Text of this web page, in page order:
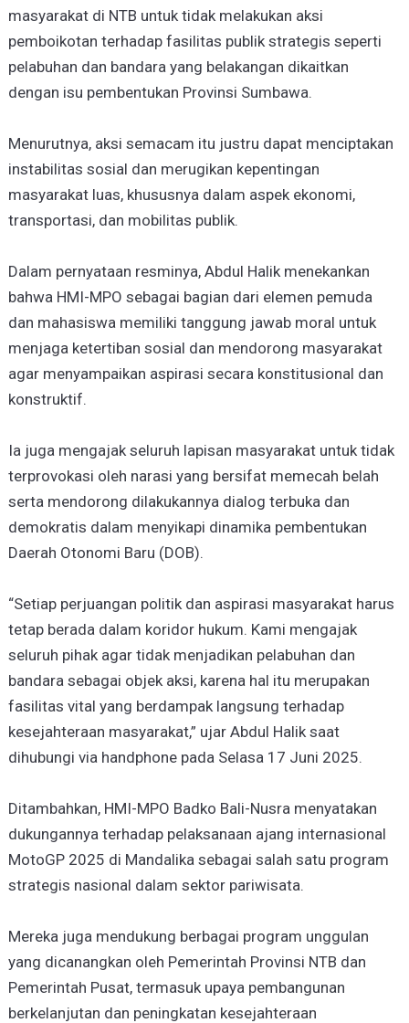
masyarakat di NTB untuk tidak melakukan aksi
pemboikotan terhadap fasilitas publik strategis seperti
pelabuhan dan bandara yang belakangan dikaitkan
dengan isu pembentukan Provinsi Sumbawa.
Menurutnya, aksi semacam itu justru dapat menciptakan
instabilitas sosial dan merugikan kepentingan
masyarakat luas, khususnya dalam aspek ekonomi,
transportasi, dan mobilitas publik.
Dalam pernyataan resminya, Abdul Halik menekankan
bahwa HMI-MPO sebagai bagian dari elemen pemuda
dan mahasiswa memiliki tanggung jawab moral untuk
menjaga ketertiban sosial dan mendorong masyarakat
agar menyampaikan aspirasi secara konstitusional dan
konstruktif.
Ia juga mengajak seluruh lapisan masyarakat untuk tidak
terprovokasi oleh narasi yang bersifat memecah belah
serta mendorong dilakukannya dialog terbuka dan
demokratis dalam menyikapi dinamika pembentukan
Daerah Otonomi Baru (DOB).
“Setiap perjuangan politik dan aspirasi masyarakat harus
tetap berada dalam koridor hukum. Kami mengajak
seluruh pihak agar tidak menjadikan pelabuhan dan
bandara sebagai objek aksi, karena hal itu merupakan
fasilitas vital yang berdampak langsung terhadap
kesejahteraan masyarakat,” ujar Abdul Halik saat
dihubungi via handphone pada Selasa 17 Juni 2025.
Ditambahkan, HMI-MPO Badko Bali-Nusra menyatakan
dukungannya terhadap pelaksanaan ajang internasional
MotoGP 2025 di Mandalika sebagai salah satu program
strategis nasional dalam sektor pariwisata.
Mereka juga mendukung berbagai program unggulan
yang dicanangkan oleh Pemerintah Provinsi NTB dan
Pemerintah Pusat, termasuk upaya pembangunan
berkelanjutan dan peningkatan kesejahteraan